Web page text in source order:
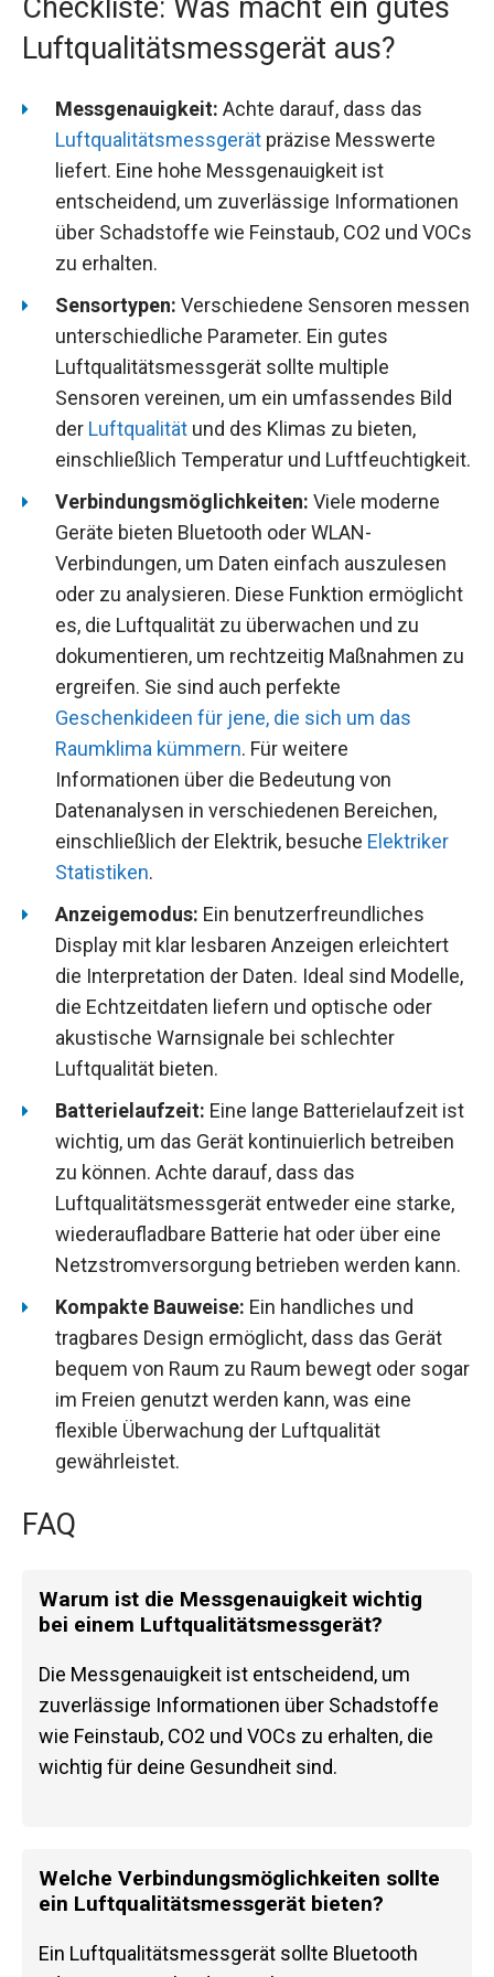
Checkliste: Was macht ein gutes
Luftqualitätsmessgerät aus?
Messgenauigkeit: Achte darauf, dass das
Luftqualitätsmessgerät präzise Messwerte
liefert. Eine hohe Messgenauigkeit ist
entscheidend, um zuverlässige Informationen
über Schadstoffe wie Feinstaub, CO2 und VOCs
zu erhalten.
Sensortypen: Verschiedene Sensoren messen
unterschiedliche Parameter. Ein gutes
Luftqualitätsmessgerät sollte multiple
Sensoren vereinen, um ein umfassendes Bild
der Luftqualität und des Klimas zu bieten,
einschließlich Temperatur und Luftfeuchtigkeit.
Verbindungsmöglichkeiten: Viele moderne
Geräte bieten Bluetooth oder WLAN-
Verbindungen, um Daten einfach auszulesen
oder zu analysieren. Diese Funktion ermöglicht
es, die Luftqualität zu überwachen und zu
dokumentieren, um rechtzeitig Maßnahmen zu
ergreifen. Sie sind auch perfekte
Geschenkideen für jene, die sich um das
Raumklima kümmern. Für weitere
Informationen über die Bedeutung von
Datenanalysen in verschiedenen Bereichen,
einschließlich der Elektrik, besuche Elektriker
Statistiken.
Anzeigemodus: Ein benutzerfreundliches
Display mit klar lesbaren Anzeigen erleichtert
die Interpretation der Daten. Ideal sind Modelle,
die Echtzeitdaten liefern und optische oder
akustische Warnsignale bei schlechter
Luftqualität bieten.
Batterielaufzeit: Eine lange Batterielaufzeit ist
wichtig, um das Gerät kontinuierlich betreiben
zu können. Achte darauf, dass das
Luftqualitätsmessgerät entweder eine starke,
wiederaufladbare Batterie hat oder über eine
Netzstromversorgung betrieben werden kann.
Kompakte Bauweise: Ein handliches und
tragbares Design ermöglicht, dass das Gerät
bequem von Raum zu Raum bewegt oder sogar
im Freien genutzt werden kann, was eine
flexible Überwachung der Luftqualität
gewährleistet.
FAQ
Warum ist die Messgenauigkeit wichtig
bei einem Luftqualitätsmessgerät?
Die Messgenauigkeit ist entscheidend, um
zuverlässige Informationen über Schadstoffe
wie Feinstaub, CO2 und VOCs zu erhalten, die
wichtig für deine Gesundheit sind.
Welche Verbindungsmöglichkeiten sollte
ein Luftqualitätsmessgerät bieten?
Ein Luftqualitätsmessgerät sollte Bluetooth